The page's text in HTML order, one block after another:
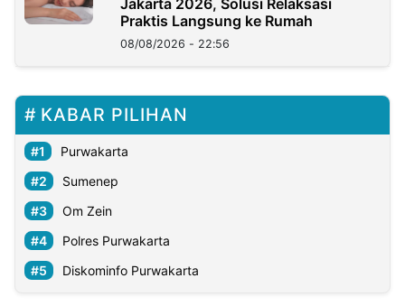
Jakarta 2026, Solusi Relaksasi
Praktis Langsung ke Rumah
08/08/2026 - 22:56
KABAR PILIHAN
Purwakarta
Sumenep
Om Zein
Polres Purwakarta
Diskominfo Purwakarta